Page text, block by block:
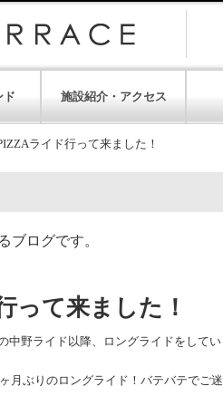
ド 施設紹介・アクセス
ライド行って来ました！
ブログです。
って来ました！
中野ライド以降、ロングライドをして
月ぶりのロングライド！バテバテでご